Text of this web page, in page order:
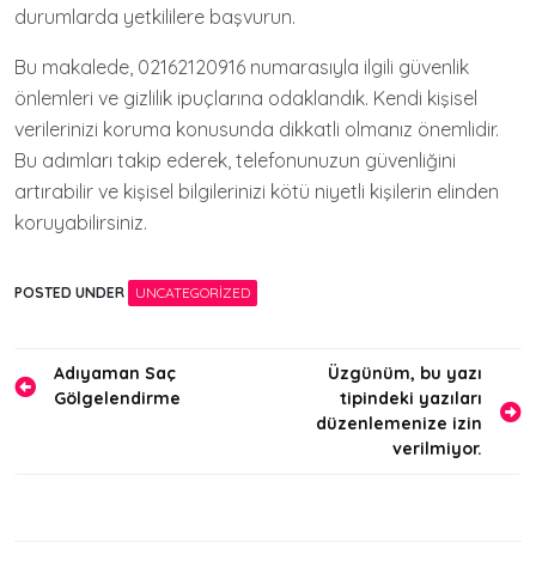
durumlarda yetkililere başvurun.
Bu makalede, 02162120916 numarasıyla ilgili güvenlik
önlemleri ve gizlilik ipuçlarına odaklandık. Kendi kişisel
verilerinizi koruma konusunda dikkatli olmanız önemlidir.
Bu adımları takip ederek, telefonunuzun güvenliğini
artırabilir ve kişisel bilgilerinizi kötü niyetli kişilerin elinden
koruyabilirsiniz.
POSTED UNDER UNCATEGORIZED
Yazı
gezinmesi
Adıyaman Saç
Gölgelendirme
Üzgünüm, bu yazı
tipindeki yazıları
düzenlemenize izin
verilmiyor.